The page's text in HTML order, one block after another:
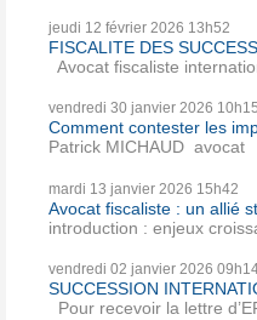
jeudi 12 février 2026 13h52
FISCALITE DES
Avocat fiscaliste
vendredi 30 janvier 2026 10h15
Comment contester les
Patrick MICHAUD avocat
mardi 13 janvier 2026 15h42
Avocat fiscaliste : un allié
introduction : enjeux
vendredi 02 janvier 2026
SUCCESSION
Pour recevoir la lettre